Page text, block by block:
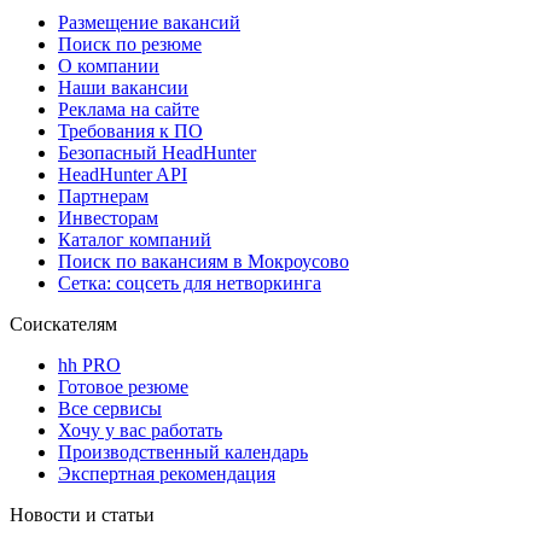
Размещение вакансий
Поиск по резюме
О компании
Наши вакансии
Реклама на сайте
Требования к ПО
Безопасный HeadHunter
HeadHunter API
Партнерам
Инвесторам
Каталог компаний
Поиск по вакансиям в Мокроусово
Сетка: соцсеть для нетворкинга
Соискателям
hh PRO
Готовое резюме
Все сервисы
Хочу у вас работать
Производственный календарь
Экспертная рекомендация
Новости и статьи